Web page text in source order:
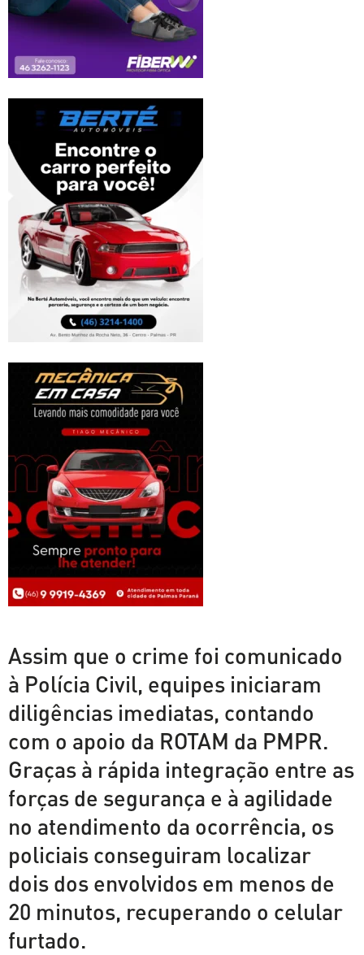
Assim que o crime foi comunicado
à Polícia Civil, equipes iniciaram
diligências imediatas, contando
com o apoio da ROTAM da PMPR.
Graças à rápida integração entre as
forças de segurança e à agilidade
no atendimento da ocorrência, os
policiais conseguiram localizar
dois dos envolvidos em menos de
20 minutos, recuperando o celular
furtado.